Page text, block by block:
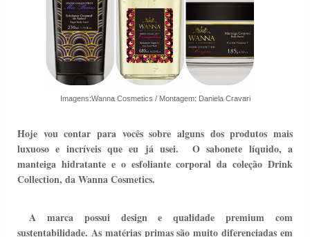
Imagens:Wanna Cosmetics / Montagem: Daniela Cravari
Hoje vou contar para vocês sobre alguns dos produtos mais
luxuoso e incríveis que eu já usei.
O sabonete líquido, a
manteiga hidratante e o esfoliante corporal da coleção Drink
Collection, da Wanna Cosmetics.
A marca possui design e qualidade premium com
sustentabilidade. As matérias primas são muito diferenciadas em